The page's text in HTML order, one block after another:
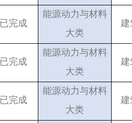
已完成
能源动力与材料
大类
建
已完成
能源动力与材料
大类
建
已完成
能源动力与材料
大类
建